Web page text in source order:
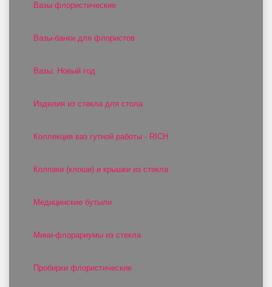
Вазы флористические
Вазы-банки для флористов
Вазы: Новый год
Изделия из стекла для стола
Коллекция ваз гутной работы - RICH
Колпаки (клоши) и крышки из стекла
Медицинские бутыли
Мини-флорариумы из стекла
Пробирки флористические